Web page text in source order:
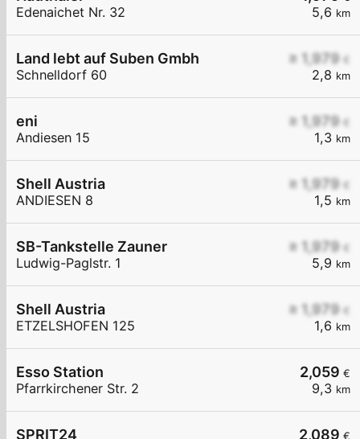
5,6 km
Edenaichet Nr. 32
≥ 1,979 €
2,8 km
Land lebt auf Suben Gmbh
Schnelldorf 60
≥ 1,979 €
1,3 km
eni
Andiesen 15
≥ 1,979 €
1,5 km
Shell Austria
ANDIESEN 8
≥ 1,979 €
5,9 km
SB-Tankstelle Zauner
Ludwig-Paglstr. 1
≥ 1,979 €
1,6 km
Shell Austria
ETZELSHOFEN 125
2,059 €
9,3 km
Esso Station
Pfarrkirchener Str. 2
2,089 €
SPRIT24